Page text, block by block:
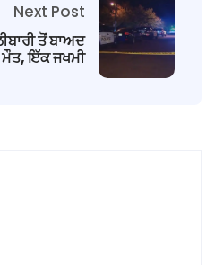
Next Post
ਤੋਂ ਬਾਅਦ
ਇੱਕ ਜਖਮੀ